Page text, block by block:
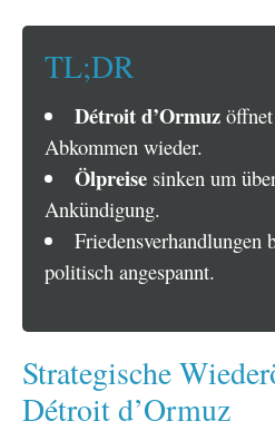
TL;DR
Détroit d’Ormuzöffnet
Abkommen wieder.
Ölpreisesinken um
Ankündigung.
Friedensverhandlungen
politisch angespannt.
Strategische
Détroit d’Ormuz